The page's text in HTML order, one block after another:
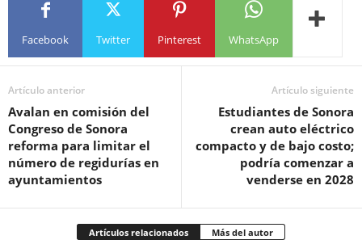
Facebook Twitter Pinterest WhatsApp
Artículo anterior
Avalan en comisión del
Congreso de Sonora
reforma para limitar el
número de regidurías en
ayuntamientos
Artículo siguiente
Estudiantes de Sonora
crean auto eléctrico
compacto y de bajo costo;
podría comenzar a
venderse en 2028
Artículos relacionados Más del autor